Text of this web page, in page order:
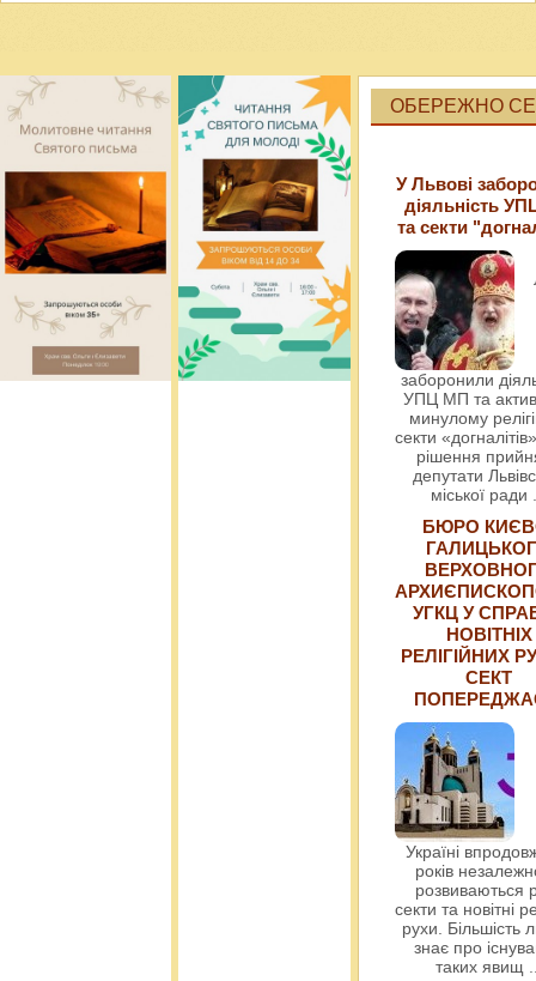
ОБЕРЕЖНО
У Львові
діяльність
та секти
заборонили
УПЦ МП та
минулому
секти
рішення
депутати
міської ради
БЮРО
УГКЦ У
НОВІТНІХ
РЕЛІГІЙНИХ
СЕКТ
Україні
років
розвиваються
секти та новітні
рухи. Більшість
знає про
таких явищ